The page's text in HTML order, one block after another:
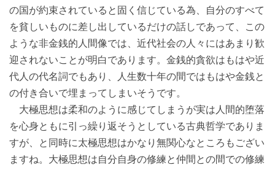
の国が約束されていると固く信じている為、自分のすべて
を貧しいものに差し出しているだけの話しであって、この
ような非金銭的人間像では、近代社会の人々にはあまり歓
迎されないことが明白であります。金銭的貪欲はもはや近
代人の代名詞でもあり、人生数十年の間ではもはや金銭と
の付き合いで埋まってしまいそうです。
大極思想は柔和のように感じてしまうが実は人間的堕落
を心身ともに引っ繰り返そうとしている古典哲学でありま
すが、と同時に太極思想はかなり無関心なところもござい
ますね。大極思想は自分自身の修練と仲間との間での修練